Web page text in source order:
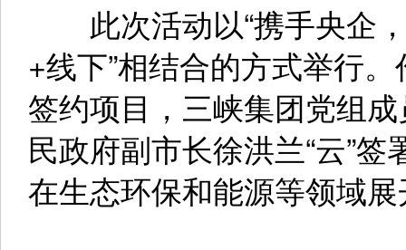
此次活动以“携手央企，
+线下”相结合的方式举行
签约项目，三峡集团党组
民政府副市长徐洪兰“云”
在生态环保和能源等领域